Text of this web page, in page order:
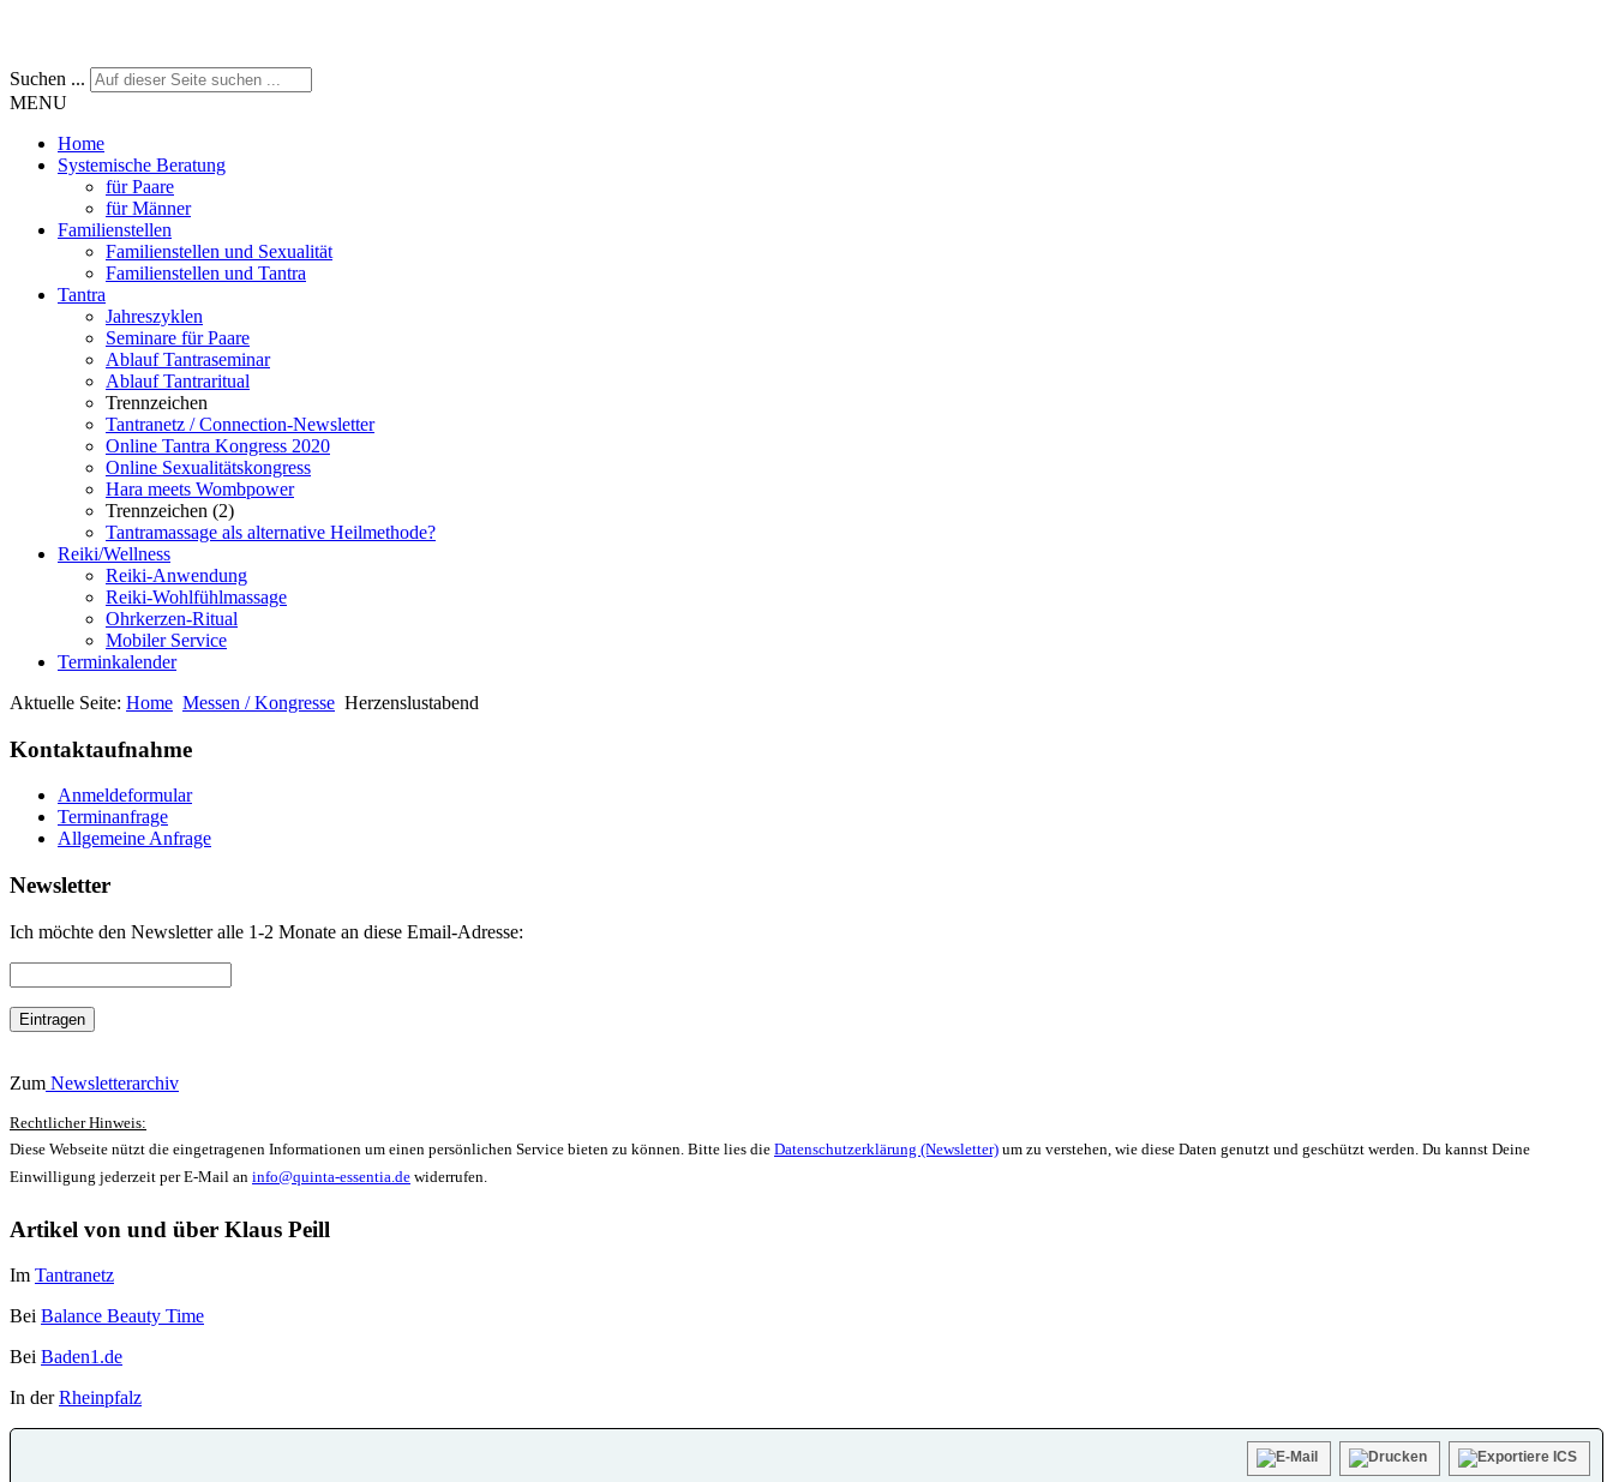
Suchen ...
MENU
Home
Systemische Beratung
für Paare
für Männer
Familienstellen
Familienstellen und Sexualität
Familienstellen und Tantra
Tantra
Jahreszyklen
Seminare für Paare
Ablauf Tantraseminar
Ablauf Tantraritual
Trennzeichen
Tantranetz / Connection-Newsletter
Online Tantra Kongress 2020
Online Sexualitätskongress
Hara meets Wombpower
Trennzeichen (2)
Tantramassage als alternative Heilmethode?
Reiki/Wellness
Reiki-Anwendung
Reiki-Wohlfühlmassage
Ohrkerzen-Ritual
Mobiler Service
Terminkalender
Aktuelle Seite: Home Messen / Kongresse Herzenslustabend
Kontaktaufnahme
Anmeldeformular
Terminanfrage
Allgemeine Anfrage
Newsletter
Ich möchte den Newsletter alle 1-2 Monate an diese Email-Adresse:
Zum Newsletterarchiv
Rechtlicher Hinweis:
Diese Webseite nützt die eingetragenen Informationen um einen persönlichen Service bieten zu können. Bitte lies die Datenschutzerklärung (Newsletter) um zu verstehen, wie diese Daten genutzt und geschützt werden. Du kannst Deine
Einwilligung jederzeit per E-Mail an info@quinta-essentia.de widerrufen.
Artikel von und über Klaus Peill
Im Tantranetz
Bei Balance Beauty Time
Bei Baden1.de
In derRheinpfalz